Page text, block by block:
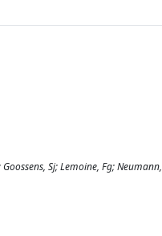
Sj; Lemoine, Fg;